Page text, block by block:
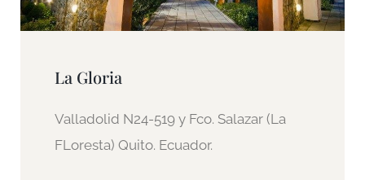
La Gloria
Valladolid N24-519 y Fco. Salazar (La
FLoresta) Quito. Ecuador.